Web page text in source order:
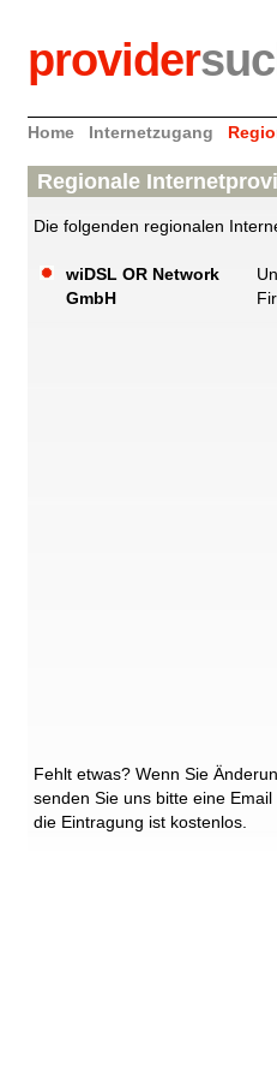
provider
Home Internetzugang
Regionale
Die folgenden regionalen
wiDSL OR Network
GmbH
Fehlt etwas? Wenn Sie
senden Sie uns bitte eine
die Eintragung ist kostenlos.